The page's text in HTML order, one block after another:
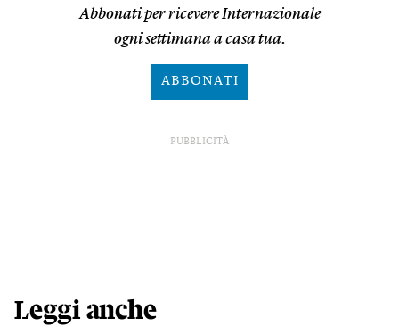
Abbonati per ricevere Internazionale
ogni settimana a casa tua.
ABBONATI
PUBBLICITÀ
Leggi anche